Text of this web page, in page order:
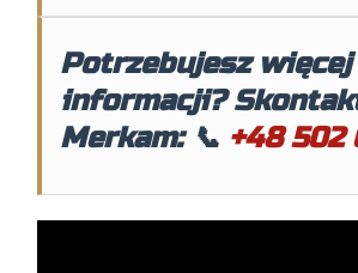
Potrzebujesz więcej
informacji?
Merkam: 📞 +48 502